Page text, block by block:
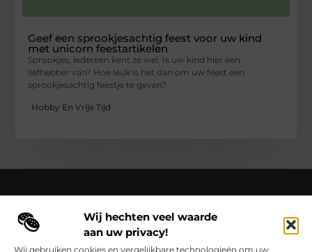
Wij hechten veel waarde
aan uw privacy!
Wij gebruiken cookies en vergelijkbare technologieën om uw
Geef een sprookjesachtig feest voor uw kind
met unicorn feestartikelen
Sprookjes, iedereen kent ze wel. Is uw kind hier een
liefhebber van? Hoe leuk is het dan om uw feest een
sprookjesachtig feestje te geven?
Hobby En Vrije Tijd
Over Cloaca de Film
Cloacadefilm.nl – Een wereld van inspiratie, vastgelegd in
woorden en beelden.
Verken onze blogs en artikelen die het